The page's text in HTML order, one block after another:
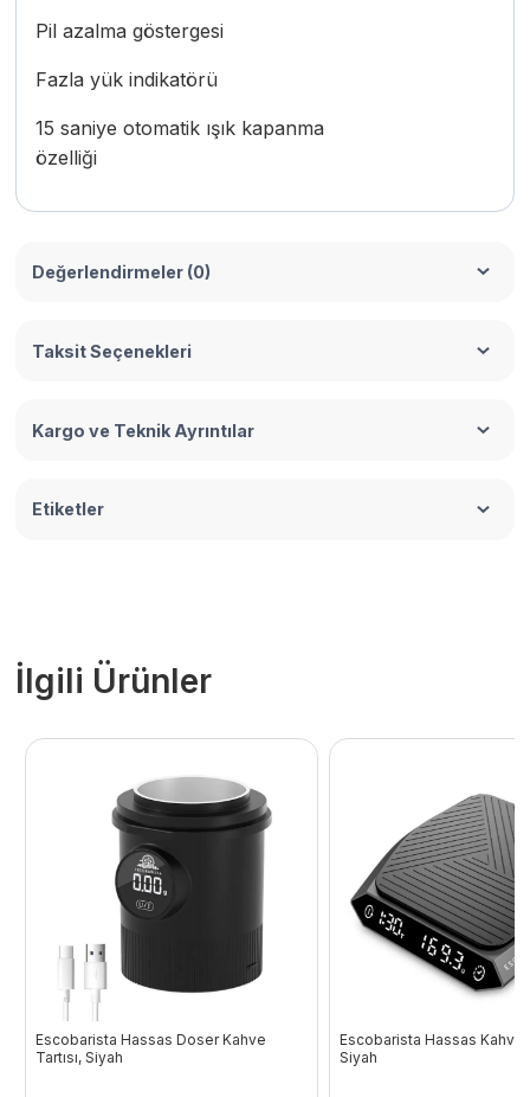
Pil azalma göstergesi
Fazla yük indikatörü
15 saniye otomatik ışık kapanma
özelliği
Değerlendirmeler (0)
Taksit Seçenekleri
Kargo ve Teknik Ayrıntılar
Etiketler
İlgili Ürünler
Escobarista Hassas Doser Kahve
Tartısı, Siyah
Escobarista Hassas Kahve
Siyah